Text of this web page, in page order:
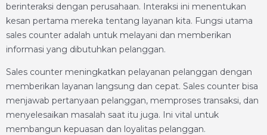
berinteraksi dengan perusahaan. Interaksi ini menentukan
kesan pertama mereka tentang layanan kita. Fungsi utama
sales counter adalah untuk melayani dan memberikan
informasi yang dibutuhkan pelanggan.
Sales counter meningkatkan pelayanan pelanggan dengan
memberikan layanan langsung dan cepat. Sales counter bisa
menjawab pertanyaan pelanggan, memproses transaksi, dan
menyelesaikan masalah saat itu juga. Ini vital untuk
membangun kepuasan dan loyalitas pelanggan.